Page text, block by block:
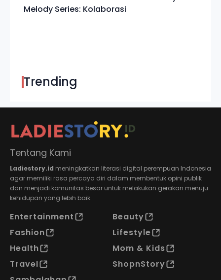
Melody Series: Kolaborasi
Trending
Tentang Kami
Ladiestory.id meningkatkan literasi digital perempuan Indonesia
agar memiliki rasa percaya diri dalam membentuk opini publik
dan menjadi komunitas besar untuk melakukan gerakan menuju
kehidupan yang lebih baik.
Entertainment
Beauty
Fashion
Lifestyle
Health
Mom & Kids
Travel
ShopnStory